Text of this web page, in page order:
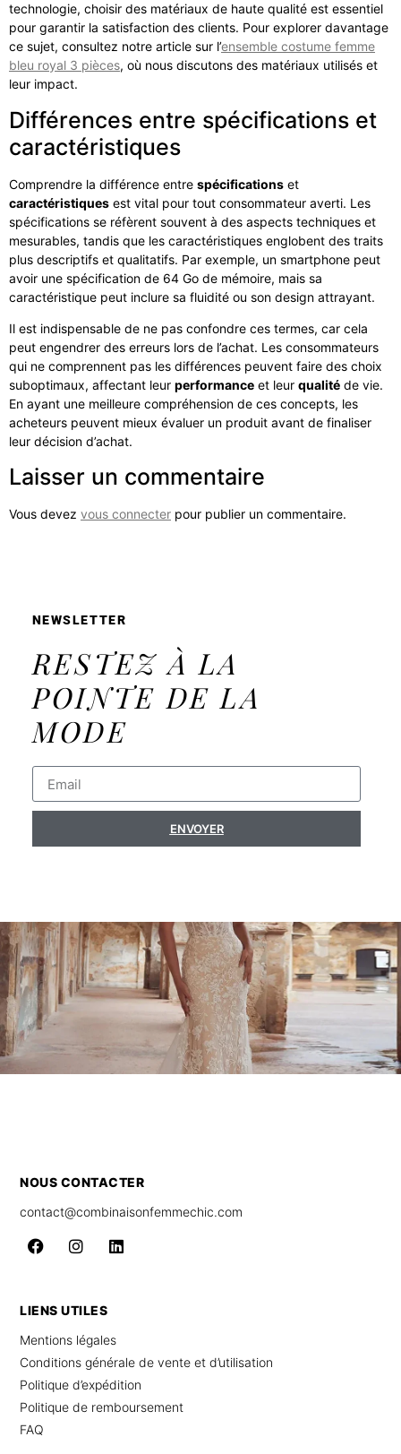
technologie, choisir des matériaux de haute qualité est essentiel
pour garantir la satisfaction des clients. Pour explorer davantage
ce sujet, consultez notre article sur l’ensemble costume femme
bleu royal 3 pièces, où nous discutons des matériaux utilisés et
leur impact.
Différences entre spécifications et
caractéristiques
Comprendre la différence entre spécifications et
caractéristiques est vital pour tout consommateur averti. Les
spécifications se réfèrent souvent à des aspects techniques et
mesurables, tandis que les caractéristiques englobent des traits
plus descriptifs et qualitatifs. Par exemple, un smartphone peut
avoir une spécification de 64 Go de mémoire, mais sa
caractéristique peut inclure sa fluidité ou son design attrayant.
Il est indispensable de ne pas confondre ces termes, car cela
peut engendrer des erreurs lors de l’achat. Les consommateurs
qui ne comprennent pas les différences peuvent faire des choix
suboptimaux, affectant leur performance et leur qualité de vie.
En ayant une meilleure compréhension de ces concepts, les
acheteurs peuvent mieux évaluer un produit avant de finaliser
leur décision d’achat.
Laisser un commentaire
Vous devez vous connecter pour publier un commentaire.
NEWSLETTER
RESTEZ À LA
POINTE DE LA
MODE
ENVOYER
NOUS CONTACTER
contact@combinaisonfemmechic.com
LIENS UTILES
Mentions légales
Conditions générale de vente et d’utilisation
Politique d’expédition
Politique de remboursement
FAQ